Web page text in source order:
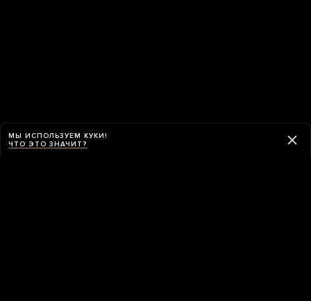
МЫ ИСПОЛЬЗУЕМ КУКИ!
ЧТО ЭТО ЗНАЧИТ?